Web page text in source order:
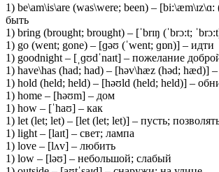
1) be\am\is\are (was\were; been) –
быть
1) bring (brought; brought) – [ˈbrɪŋ (ˈbrɔ:t;
1) go (went; gone) – [ɡəʊ (ˈwent; ɡɒn)] – идти
1) goodnight – [ˌɡʊdˈnaɪt] – пожелание
1) have\has (had; had) – [həv\hæz (həd; hæd)]
1) hold (held; held) – [həʊld (held; held)] –
1) home – [həʊm] – дом
1) how – [ˈhaʊ] – как
1) let (let; let) – [let (let; let)] – пусть;
1) light – [laɪt] – свет; лампа
1) love – [lʌv] – любить
1) low – [ləʊ] – небольшой; слабый